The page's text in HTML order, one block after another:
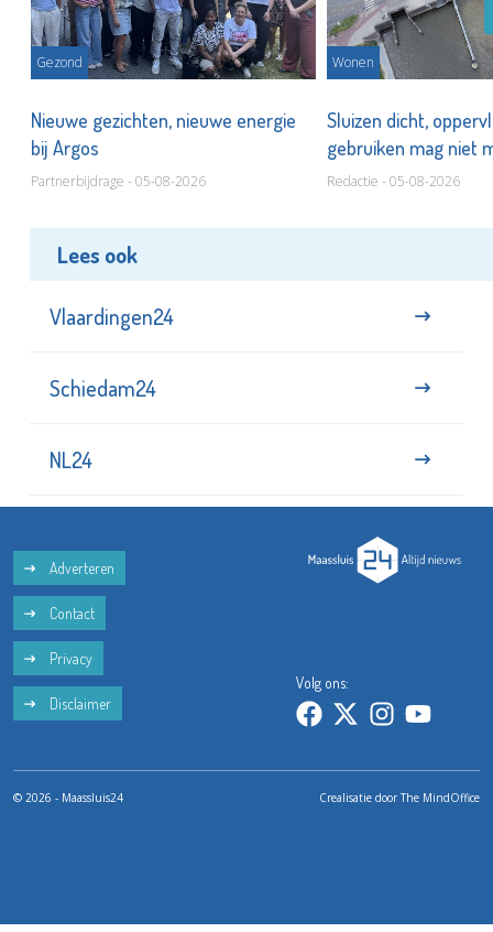
Gezond
Nieuwe gezichten, nieuwe energie
bij Argos
Partnerbijdrage - 05-08-2026
Wonen
Sluizen dicht,
gebruiken mag niet
Redactie - 05-08-2026
Lees ook
Vlaardingen24
Schiedam24
NL24
Adverteren
Contact
Privacy
Disclaimer
Volg ons:
© 2026 - Maassluis24 Crealisatie doorThe MindOffice